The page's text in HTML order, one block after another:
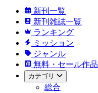
新刊一覧
新刊雑誌一覧
ランキング
ミッション
ジャンル
無料・セール作品
カテゴリ
総合